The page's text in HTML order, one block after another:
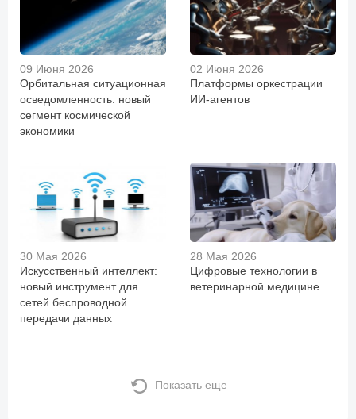
09 Июня 2026
Орбитальная ситуационная
осведомленность: новый
сегмент космической
экономики
02 Июня 2026
Платформы оркестрации
ИИ-агентов
30 Мая 2026
Искусственный интеллект:
новый инструмент для
сетей беспроводной
передачи данных
28 Мая 2026
Цифровые технологии в
ветеринарной медицине
Показать еще